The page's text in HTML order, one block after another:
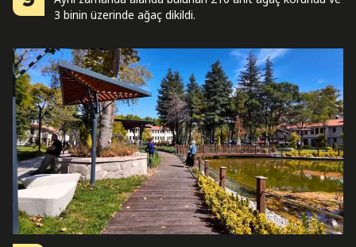
3 binin üzerinde ağaç dikildi.